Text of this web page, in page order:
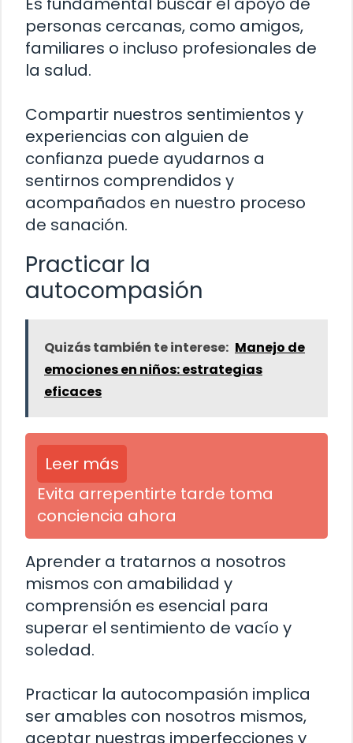
personas cercanas, como amigos,
familiares o incluso profesionales de
la salud.
Compartir nuestros sentimientos y
experiencias con alguien de
confianza puede ayudarnos a
sentirnos comprendidos y
acompañados en nuestro proceso
de sanación.
Practicar la
autocompasión
Quizás también te interese: Manejo de
emociones en niños: estrategias
eficaces
Leer más
Evita arrepentirte tarde toma
conciencia ahora
Aprender a tratarnos a nosotros
mismos con amabilidad y
comprensión es esencial para
superar el sentimiento de vacío y
soledad.
Practicar la autocompasión implica
ser amables con nosotros mismos,
aceptar nuestras imperfecciones y